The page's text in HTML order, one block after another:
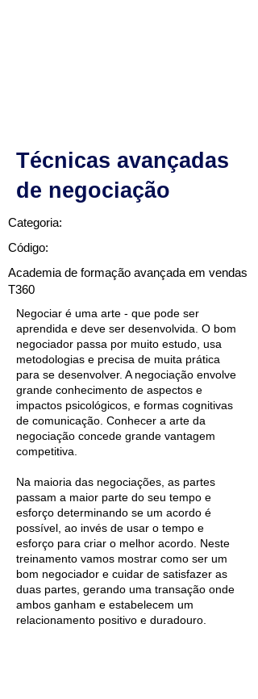
Técnicas avançadas
de negociação
Categoria:
Código:
Academia de formação avançada em vendas
T360
Negociar é uma arte - que pode ser
aprendida e deve ser desenvolvida. O bom
negociador passa por muito estudo, usa
metodologias e precisa de muita prática
para se desenvolver. A negociação envolve
grande conhecimento de aspectos e
impactos psicológicos, e formas cognitivas
de comunicação. Conhecer a arte da
negociação concede grande vantagem
competitiva.
Na maioria das negociações, as partes
passam a maior parte do seu tempo e
esforço determinando se um acordo é
possível, ao invés de usar o tempo e
esforço para criar o melhor acordo. Neste
treinamento vamos mostrar como ser um
bom negociador e cuidar de satisfazer as
duas partes, gerando uma transação onde
ambos ganham e estabelecem um
relacionamento positivo e duradouro.